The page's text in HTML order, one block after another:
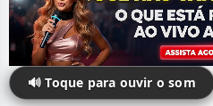
🔊 Toque para ouvir o som